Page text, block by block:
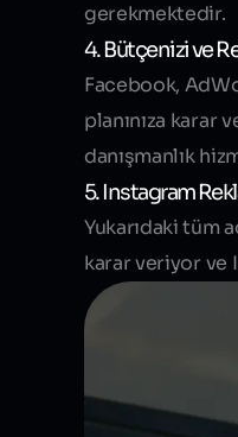
gerekmektedir.
4. Bütçenizi ve
Facebook,
planınıza karar
danışmanlık
5. Instagram
Yukarıdaki tüm
karar veriyor ve